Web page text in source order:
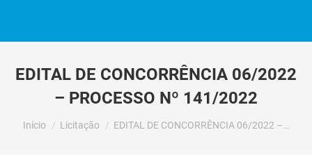
EDITAL DE CONCORRÊNCIA 06/2022
– PROCESSO Nº 141/2022
Você está aqui:
Início Licitação EDITAL DE CONCORRÊNCIA 06/2022 –…